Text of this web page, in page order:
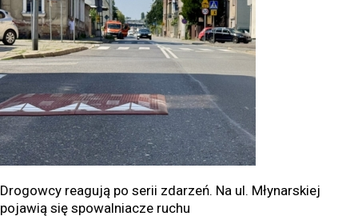
Drogowcy reagują po serii zdarzeń. Na ul. Młynarskiej
pojawią się spowalniacze ruchu